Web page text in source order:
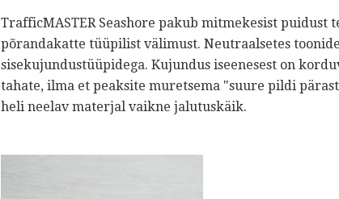
TrafficMASTER Seashore pakub mitmekesist
põrandakatte tüüpilist välimust. Neutraalsetes
sisekujundustüüpidega. Kujundus iseenesest on
tahate, ilma et peaksite muretsema "suure pildi
heli neelav materjal vaikne jalutuskäik.